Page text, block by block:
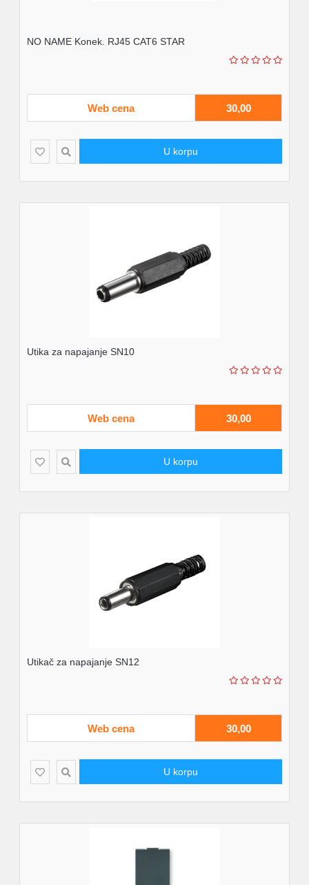
NO NAME Konek. RJ45 CAT6 STAR
Web cena 30,00
U korpu
Utika za napajanje SN10
Web cena 30,00
U korpu
Utikač za napajanje SN12
Web cena 30,00
U korpu